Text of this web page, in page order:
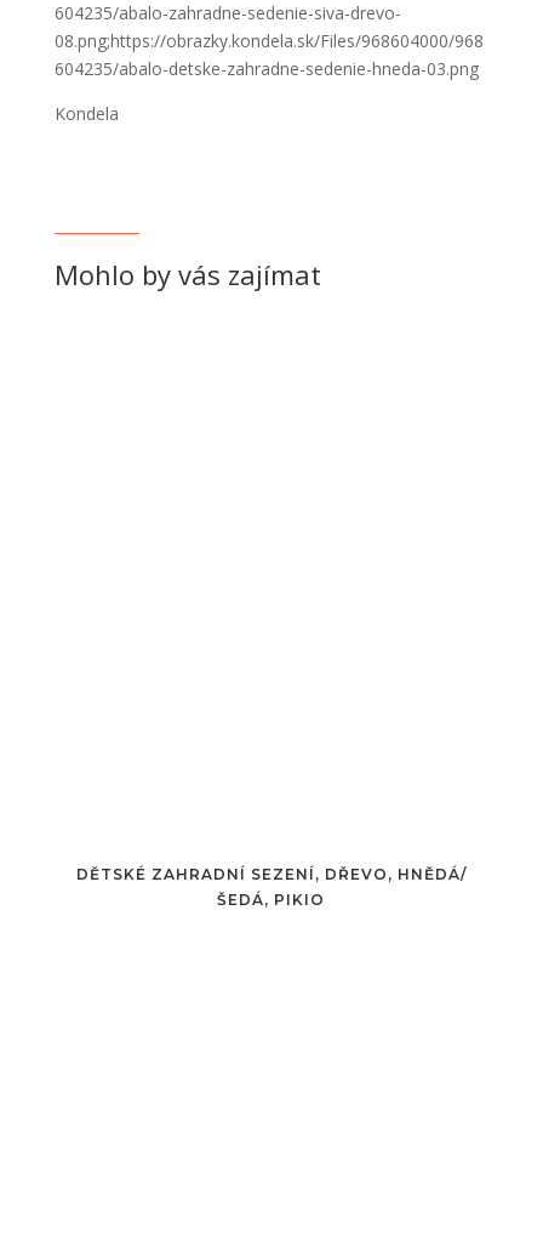
604235/abalo-zahradne-sedenie-siva-drevo-
08.png;https://obrazky.kondela.sk/Files/968604000/968
604235/abalo-detske-zahradne-sedenie-hneda-03.png
Kondela
Mohlo by vás zajímat
DĚTSKÉ ZAHRADNÍ SEZENÍ, DŘEVO, HNĚDÁ/
ŠEDÁ, PIKIO